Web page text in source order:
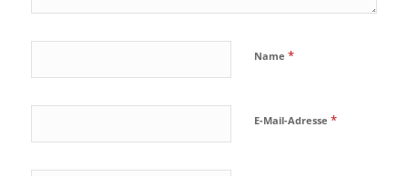
Name *
E-Mail-Adresse *